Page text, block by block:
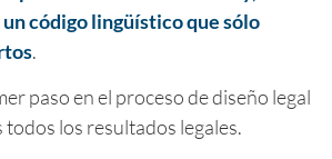
código lingüístico que sólo
.
paso en el proceso de diseño legal
todos los resultados legales.